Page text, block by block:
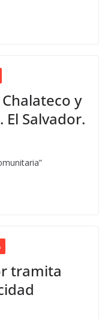
y
El Salvador.
tramita